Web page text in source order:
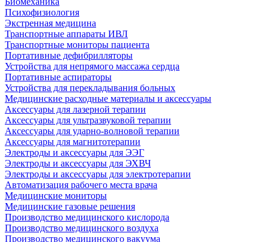
Психофизиология
Экстренная медицина
Транспортные аппараты ИВЛ
Транспортные мониторы пациента
Портативные дефибрилляторы
Устройства для непрямого массажа сердца
Портативные аспираторы
Устройства для перекладывания больных
Медицинские расходные материалы и аксессуары
Аксессуары для лазерной терапии
Аксессуары для ультразвуковой терапии
Аксессуары для ударно-волновой терапии
Аксессуары для магнитотерапии
Электроды и аксессуары для ЭЭГ
Электроды и аксессуары для ЭХВЧ
Электроды и аксессуары для электротерапии
Автоматизация рабочего места врача
Медицинские мониторы
Медицинские газовые решения
Производство медицинского кислорода
Производство медицинского воздуха
Производство медицинского вакуума